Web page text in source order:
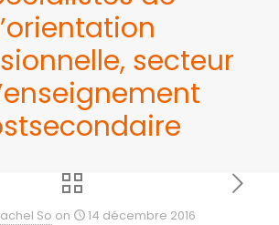
secteur
So on 14 décembre 2016